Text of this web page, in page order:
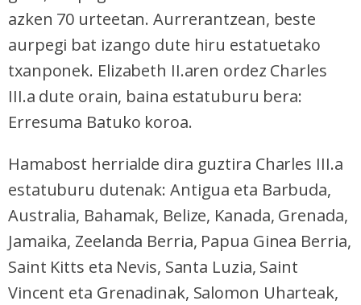
azken 70 urteetan. Aurrerantzean, beste
aurpegi bat izango dute hiru estatuetako
txanponek. Elizabeth II.aren ordez Charles
III.a dute orain, baina estatuburu bera:
Erresuma Batuko koroa.
Hamabost herrialde dira guztira Charles III.a
estatuburu dutenak: Antigua eta Barbuda,
Australia, Bahamak, Belize, Kanada, Grenada,
Jamaika, Zeelanda Berria, Papua Ginea Berria,
Saint Kitts eta Nevis, Santa Luzia, Saint
Vincent eta Grenadinak, Salomon Uharteak,